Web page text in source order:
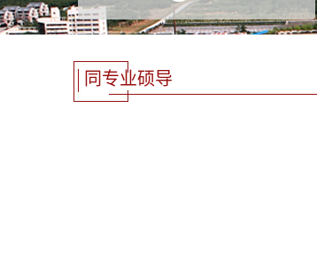
同专业硕导